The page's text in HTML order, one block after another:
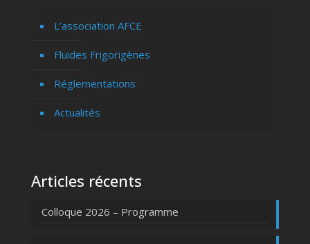
L’association AFCE
Fluides Frigorigènes
Réglementations
Actualités
Articles récents
Colloque 2026 – Programme